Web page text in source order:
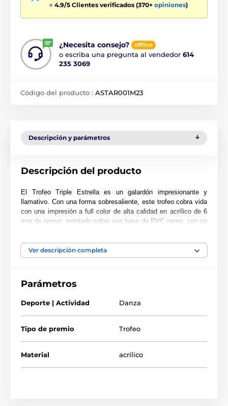
⭐ 4.9/5 Clientes verificados (370+ opiniones)
¿Necesita consejo? offline
o escriba una pregunta al vendedor 614
235 3069
Código del producto : ASTAR001M23
Descripción y parámetros
Descripción del producto
El Trofeo Triple Estrella es un galardón impresionante y
llamativo. Con una forma sobresaliente, este trofeo cobra vida
con una impresión a full color de alta calidad en acrílico de 6
mm de grosor, montado sobre una base de PVC negro, con un
El premio también incluye una placa adhesiva de grabado
GRATIS con el texto de su elección. Tenga en cuenta que
Ver descripción completa
Parámetros
Deporte | Actividad Danza
Tipo de premio Trofeo
Material acrílico